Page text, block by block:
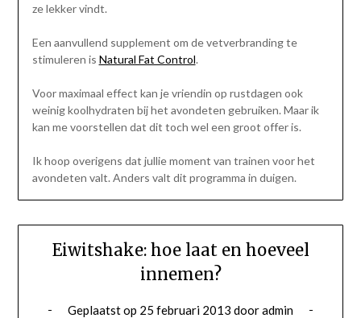
ze lekker vindt.
Een aanvullend supplement om de vetverbranding te
stimuleren is Natural Fat Control.
Voor maximaal effect kan je vriendin op rustdagen ook
weinig koolhydraten bij het avondeten gebruiken. Maar ik
kan me voorstellen dat dit toch wel een groot offer is.
Ik hoop overigens dat jullie moment van trainen voor het
avondeten valt. Anders valt dit programma in duigen.
Eiwitshake: hoe laat en hoeveel
innemen?
Geplaatst op 25 februari 2013 dooradmin